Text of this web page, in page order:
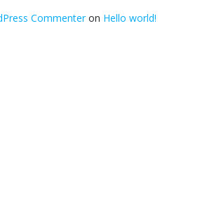
Commenteron Hello world!